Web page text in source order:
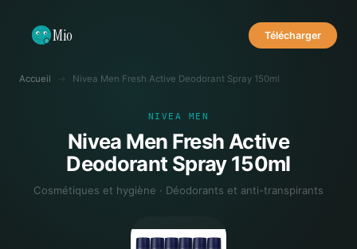
Mio Télécharger
Accueil → Nivea Men Fresh Active Deodorant Spray 150ml
NIVEA MEN
Nivea Men Fresh Active
Deodorant Spray 150ml
Cosmétiques et hygiène · Déodorants et anti-transpirants